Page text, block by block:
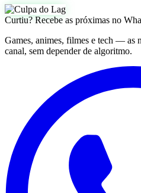
Curtiu? Recebe as próximas no
Games, animes, filmes e tech — as
canal, sem depender de algoritmo.